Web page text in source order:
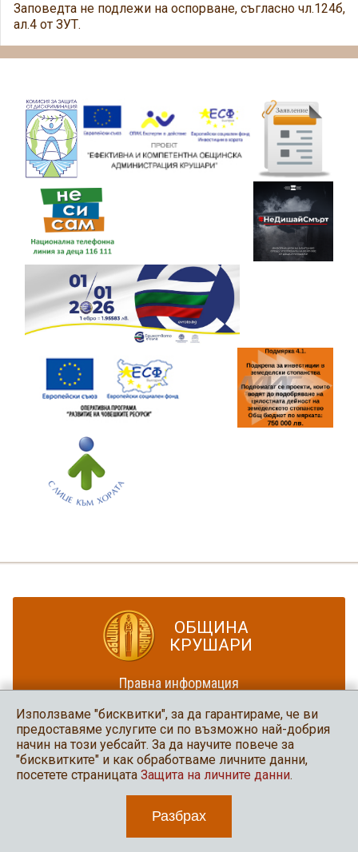
Заповедта не подлежи на оспорване, съгласно чл.124б,
ал.4 от ЗУТ.
ОБЩИНА
КРУШАРИ
Правна информация
Карта на сайта
Община Крушари
в социалните мрежи
Уеб дизайн и програмиране: Нео медия
Използваме "бисквитки", за да гарантираме, че ви
предоставяме услугите си по възможно най-добрия
начин на този уебсайт. За да научите повече за
"бисквитките" и как обработваме личните данни,
посетете страницата Защита на личните данни.
Разбрах